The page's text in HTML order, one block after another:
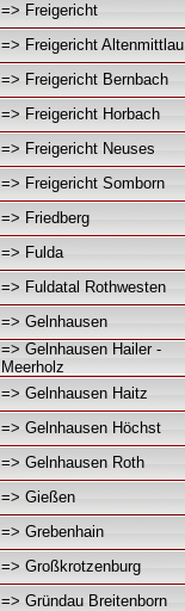
=> Freigericht
=> Freigericht Altenmittlau
=> Freigericht Bernbach
=> Freigericht Horbach
=> Freigericht Neuses
=> Freigericht Somborn
=> Friedberg
=> Fulda
=> Fuldatal Rothwesten
=> Gelnhausen
=> Gelnhausen Hailer -
Meerholz
=> Gelnhausen Haitz
=> Gelnhausen Höchst
=> Gelnhausen Roth
=> Gießen
=> Grebenhain
=> Großkrotzenburg
=> Gründau Breitenborn